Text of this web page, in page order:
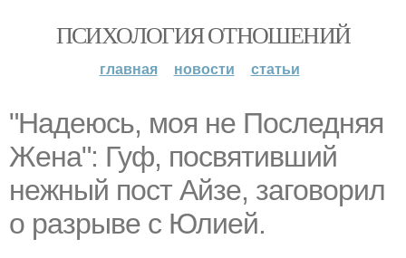
ПСИХОЛОГИЯ ОТНОШЕНИЙ
главная новости статьи
"Надеюсь, моя не Последняя
Жена": Гуф, посвятивший
нежный пост Айзе, заговорил
о разрыве с Юлией.